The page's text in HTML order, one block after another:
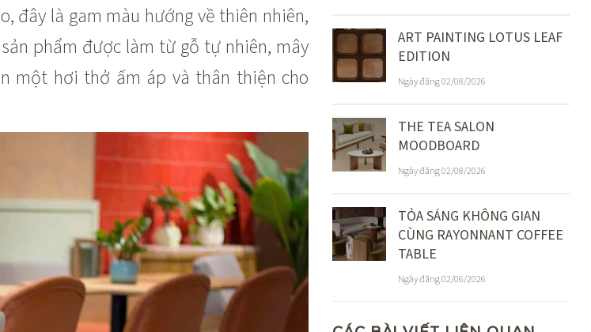
đây là gam màu hướng về thiên nhiên,
phẩm được làm từ gỗ tự nhiên, mây
một hơi thở ấm áp và thân thiện cho
ART PAINTING LOTUS LEAF
EDITION
Ngày đăng 02/08/2026
THE TEA SALON
MOODBOARD
Ngày đăng 02/08/2026
TỎA SÁNG KHÔNG GIAN
CÙNG RAYONNANT COFFEE
TABLE
Ngày đăng 02/06/2026